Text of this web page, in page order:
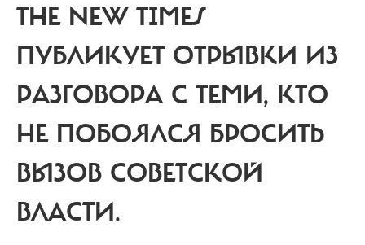
THE NEW TIMES
ПУБЛИКУЕТ ОТРЫВКИ ИЗ
РАЗГОВОРА С ТЕМИ, КТО
НЕ ПОБОЯЛСЯ БРОСИТЬ
ВЫЗОВ СОВЕТСКОЙ
ВЛАСТИ.